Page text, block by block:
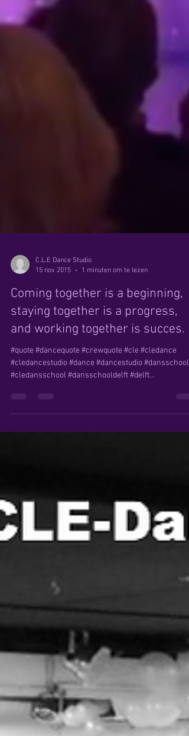
C.L.E Dance Studio
15 nov 2015
1 minuten om te lezen
Coming together is a beginning,
staying together is a progress,
and working together is succes.
#quote #dancequote #crewquote #cle #cledance